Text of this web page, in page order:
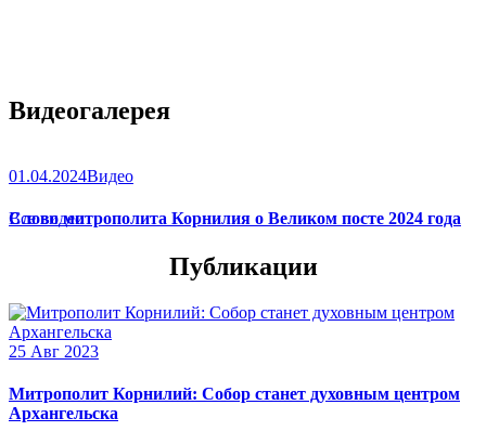
Видеогалерея
01.04.2024Видео
Слово митрополита Корнилия о Великом посте 2024 года
Все видео
Публикации
25 Авг 2023
Митрополит Корнилий: Собор станет духовным центром
Архангельска